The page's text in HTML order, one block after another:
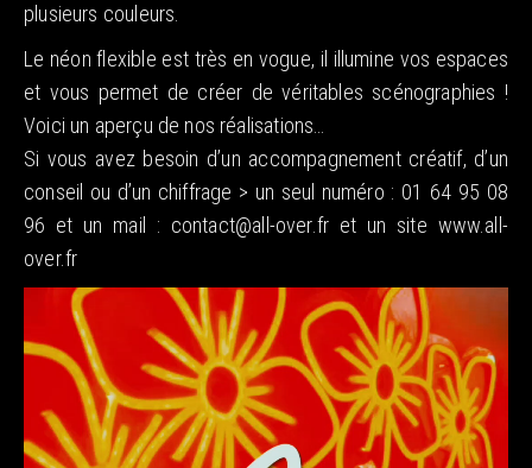
plusieurs couleurs.
Le néon flexible est très en vogue, il illumine vos espaces
et vous permet de créer de véritables scénographies !
Voici un aperçu de nos réalisations…
Si vous avez besoin d’un accompagnement créatif, d’un
conseil ou d’un chiffrage > un seul numéro : 01 64 95 08
96 et un mail : contact@all-over.fr et un site www.all-
over.fr
Lecteur
vidéo